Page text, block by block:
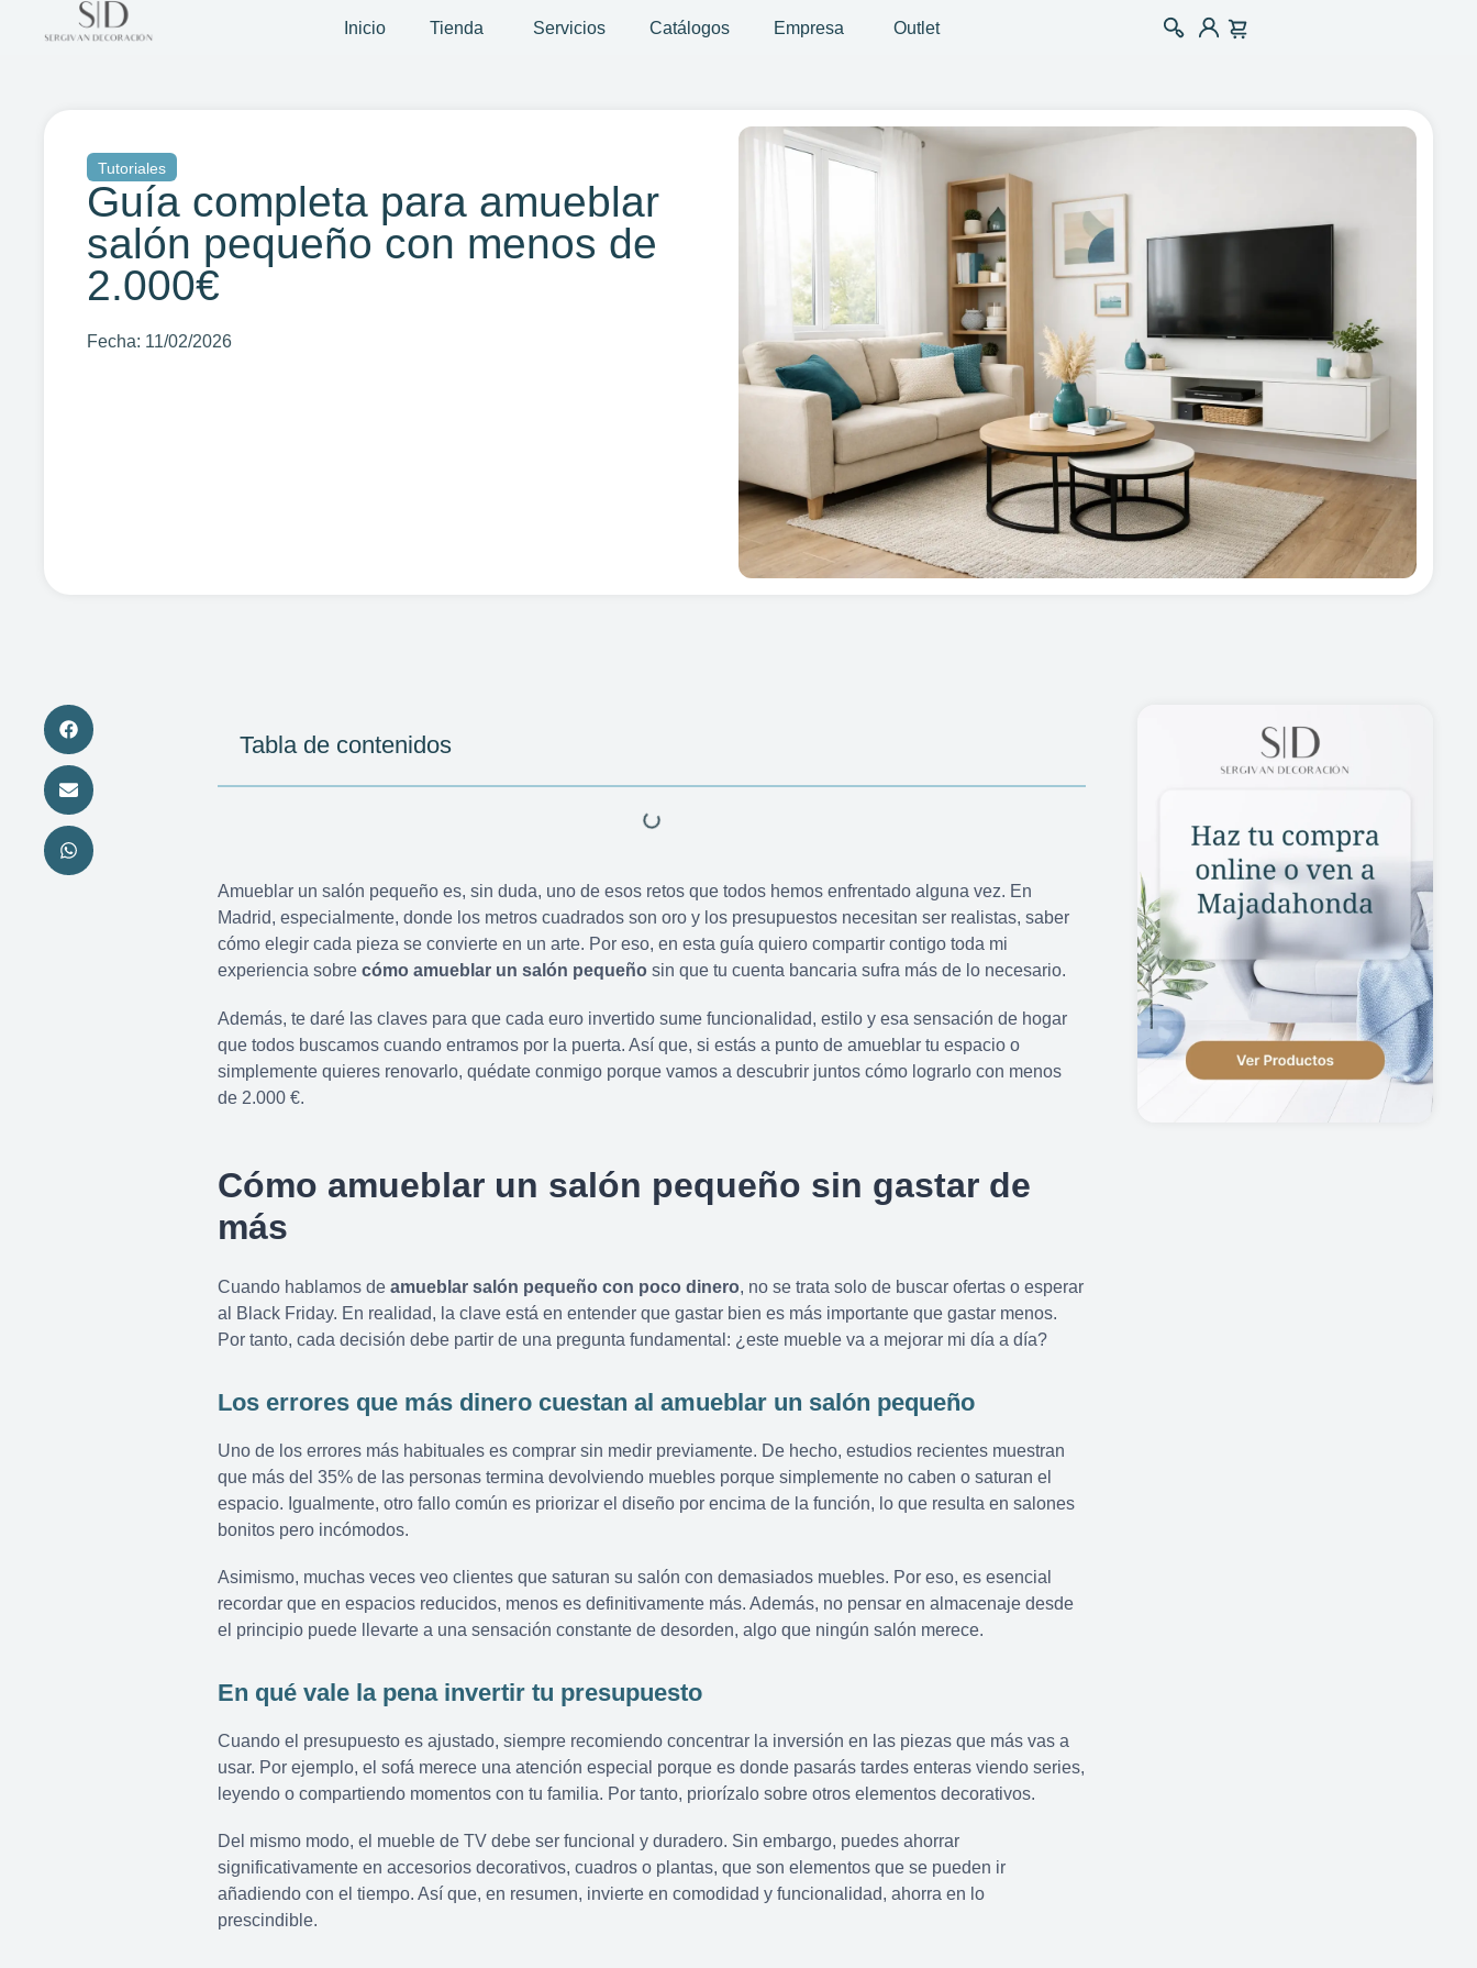
Inicio Tienda Servicios Catálogos Empresa Outlet
Tutoriales
Guía completa para amueblar
salón pequeño con menos de
2.000€
Fecha: 11/02/2026
Tabla de contenidos
Amueblar un salón pequeño es, sin duda, uno de esos retos que todos hemos enfrentado alguna vez. En
Madrid, especialmente, donde los metros cuadrados son oro y los presupuestos necesitan ser realistas, saber
cómo elegir cada pieza se convierte en un arte. Por eso, en esta guía quiero compartir contigo toda mi
experiencia sobrecómo amueblar un salón pequeño sin que tu cuenta bancaria sufra más de lo necesario.
Además, te daré las claves para que cada euro invertido sume funcionalidad, estilo y esa sensación de hogar
que todos buscamos cuando entramos por la puerta. Así que, si estás a punto de amueblar tu espacio o
simplemente quieres renovarlo, quédate conmigo porque vamos a descubrir juntos cómo lograrlo con menos
de 2.000 €.
Cómo amueblar un salón pequeño sin gastar de
más
Cuando hablamos deamueblar salón pequeño con poco dinero, no se trata solo de buscar ofertas o esperar
al Black Friday. En realidad, la clave está en entender que gastar bien es más importante que gastar menos.
Por tanto, cada decisión debe partir de una pregunta fundamental: ¿este mueble va a mejorar mi día a día?
Los errores que más dinero cuestan al amueblar un salón pequeño
Uno de los errores más habituales es comprar sin medir previamente. De hecho, estudios recientes muestran
que más del 35% de las personas termina devolviendo muebles porque simplemente no caben o saturan el
espacio. Igualmente, otro fallo común es priorizar el diseño por encima de la función, lo que resulta en salones
bonitos pero incómodos.
Asimismo, muchas veces veo clientes que saturan su salón con demasiados muebles. Por eso, es esencial
recordar que en espacios reducidos, menos es definitivamente más. Además, no pensar en almacenaje desde
el principio puede llevarte a una sensación constante de desorden, algo que ningún salón merece.
En qué vale la pena invertir tu presupuesto
Cuando el presupuesto es ajustado, siempre recomiendo concentrar la inversión en las piezas que más vas a
usar. Por ejemplo, el sofá merece una atención especial porque es donde pasarás tardes enteras viendo series,
leyendo o compartiendo momentos con tu familia. Por tanto, priorízalo sobre otros elementos decorativos.
Del mismo modo, el mueble de TV debe ser funcional y duradero. Sin embargo, puedes ahorrar
significativamente en accesorios decorativos, cuadros o plantas, que son elementos que se pueden ir
añadiendo con el tiempo. Así que, en resumen, invierte en comodidad y funcionalidad, ahorra en lo
prescindible.